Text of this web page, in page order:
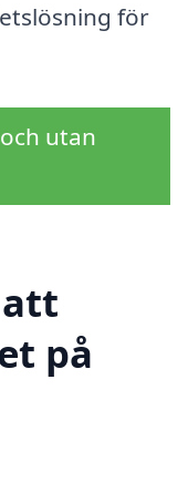
för
utan
på